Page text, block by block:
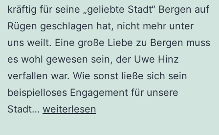
kräftig für seine „geliebte Stadt“ Bergen auf
Rügen geschlagen hat, nicht mehr unter
uns weilt. Eine große Liebe zu Bergen muss
es wohl gewesen sein, der Uwe Hinz
verfallen war. Wie sonst ließe sich sein
beispielloses Engagement für unsere
Stadt… RIP
weiterlesen